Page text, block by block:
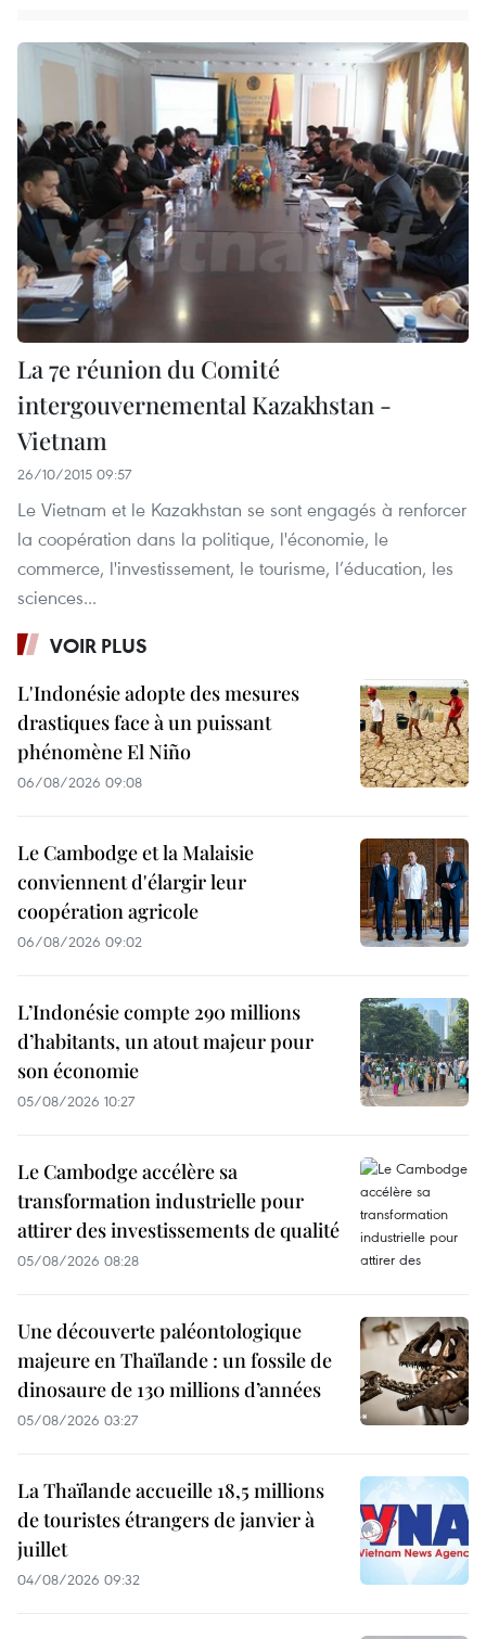
La 7e ​réunion du Comité
intergouvernemental Kazakhstan -
Vietnam
26/10/2015 09:57
Le Vietnam et le Kazakhstan se sont engagés à renforcer
la coopération dans la politique, l'économie, le
commerce, l'investissement, le tourisme, l’éducation, les
sciences...
VOIR PLUS
L'Indonésie adopte des mesures
drastiques face à un puissant
phénomène El Niño
06/08/2026 09:08
Le Cambodge et la Malaisie
conviennent d'élargir leur
coopération agricole
06/08/2026 09:02
L’Indonésie compte 290 millions
d’habitants, un atout majeur pour
son économie
05/08/2026 10:27
Le Cambodge accélère sa
transformation industrielle pour
attirer des investissements de qualité
05/08/2026 08:28
Une découverte paléontologique
majeure en Thaïlande : un fossile de
dinosaure de 130 millions d’années
05/08/2026 03:27
La Thaïlande accueille 18,5 millions
de touristes étrangers de janvier à
juillet
04/08/2026 09:32